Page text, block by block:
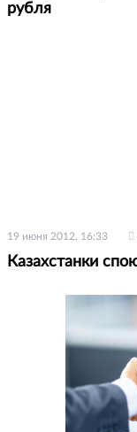
рубля
19 июня 2012, 16:33
Казахстанки